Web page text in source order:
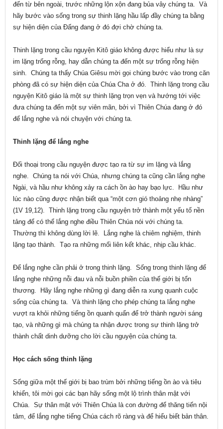
đến từ bên ngoài, trước những lộn xộn đang bủa vây chúng ta. Và
hãy bước vào sống trong sự thinh lặng hầu lấp đầy chúng ta bằng
sự hiện diện của Đấng đang ở đó đợi chờ chúng ta.
Thinh lặng trong cầu nguyện Kitô giáo không được hiểu như là sự
im lặng trống rỗng, hay dẫn chúng ta đến một sự trống rỗng hiện
sinh. Chúng ta thấy Chúa Giêsu mời gọi chúng bước vào trong căn
phòng đã có sự hiện diện của Chúa Cha ở đó. Thinh lặng trong cầu
nguyện Kitô giáo là một sự thinh lặng trọn vẹn và hướng tới việc
đưa chúng ta đến một sự viên mãn, bởi vì Thiên Chúa đang ở đó
để lắng nghe và nói chuyện với chúng ta.
Thinh lặng để lắng nghe
Đối thoại trong cầu nguyện được tạo ra từ sự im lặng và lắng
nghe. Chúng ta nói với Chúa, nhưng chúng ta cũng cần lắng nghe
Ngài, và hầu như không xảy ra cách ồn ào hay bạo lực. Hầu như
lúc nào cũng được nhận biết qua “một cơn gió thoảng nhẹ nhàng”
(1V 19,12). Thinh lặng trong cầu nguyện trở thành một yếu tố nền
tảng để có thể lắng nghe điều Thiên Chúa nói với chúng ta.
Thường thì không dùng lời lẽ. Lắng nghe là chiêm nghiệm, thinh
lặng tạo thành. Tạo ra những mối liên kết khác, nhịp cầu khác.
Để lắng nghe cần phải ở trong thinh lặng. Sống trong thinh lặng để
lắng nghe những nỗi đau và nỗi buồn phiền của thế giới bị tổn
thương. Hãy lắng nghe những gì đang diễn ra xung quanh cuộc
sống của chúng ta. Và thinh lặng cho phép chúng ta lắng nghe
vượt ra khỏi những tiếng ồn quanh quẩn để trở thành người sáng
tạo, và những gì mà chúng ta nhận được trong sự thinh lặng trở
thành chất dinh dưỡng cho lời cầu nguyện của chúng ta.
Học cách sống thinh lặng
Sống giữa một thế giới bị bao trùm bởi những tiếng ồn ào và tiêu
khiển, tôi mời gọi các bạn hãy sống một lộ trình thân mật với
Chúa. Sự thân mật với Thiên Chúa là con đường để thăng tiến nội
tâm, để lắng nghe tiếng Chúa cách rõ ràng và để hiểu biết bản thân.